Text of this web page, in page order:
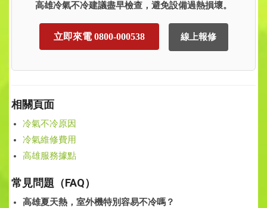
高雄冷氣不冷建議盡早檢查，避免設備過熱損壞。
立即來電 0800-000538 線上報修
相關頁面
冷氣不冷原因
冷氣維修費用
高雄服務據點
常見問題（FAQ）
高雄夏天熱，室外機特別容易不冷嗎？